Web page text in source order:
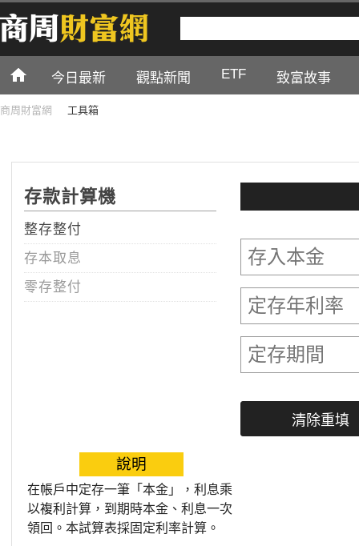
今日最新 觀點新聞 ETF 致富故事
商周財富網 工具箱
存款計算機
整存整付
存本取息
零存整付
說明
在帳戶中定存一筆「本金」，利息乘
以複利計算，到期時本金、利息一次
領回。本試算表採固定利率計算。